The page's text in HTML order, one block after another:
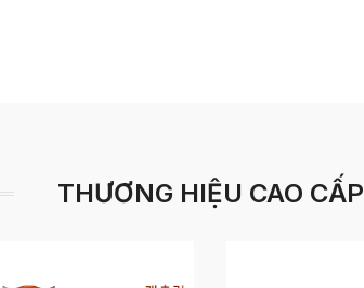
THƯƠNG HIỆU CAO CẤP